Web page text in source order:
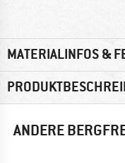
MATERIALINFOS &
ANDERE